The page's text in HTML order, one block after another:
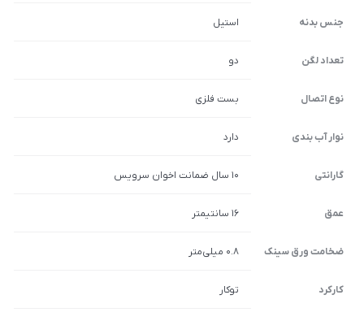
جنس بدنه استیل
تعداد لگن دو
نوع اتصال بست فلزی
نوار آب بندی دارد
گارانتی 10 سال ضمانت اخوان سرویس
عمق 16 سانتیمتر
ضخامت ورق سینک 0.8 میلی‌متر
کارکرد توکار